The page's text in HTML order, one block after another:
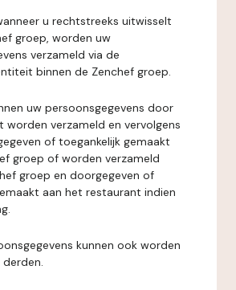
u rechtstreeks uitwisselt
groep, worden uw
verzameld via de
binnen de Zenchef groep.
uw persoonsgegevens door
worden verzameld en vervolgens
of toegankelijk gemaakt
groep of worden verzameld
groep en doorgegeven of
aan het restaurant indien
kunnen ook worden